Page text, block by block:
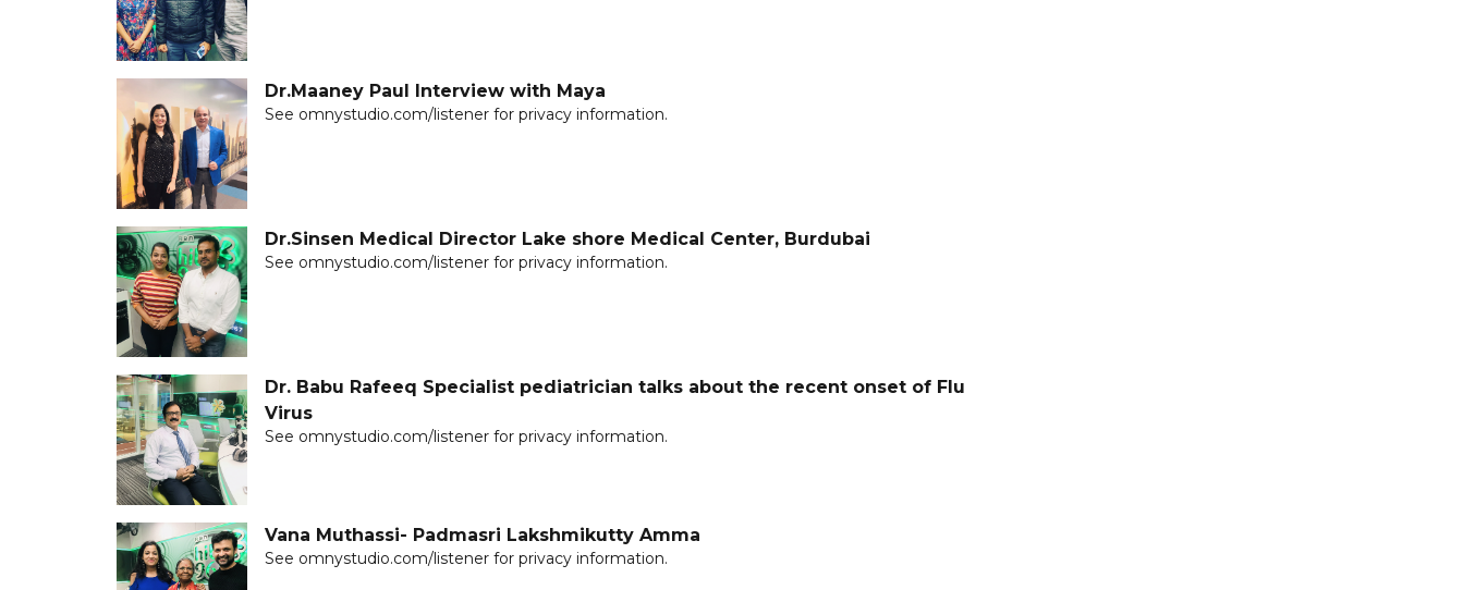
Dr.Maaney Paul Interview with Maya
See omnystudio.com/listener for privacy information.
Dr.Sinsen Medical Director Lake shore Medical Center, Burdubai
See omnystudio.com/listener for privacy information.
Dr. Babu Rafeeq Specialist pediatrician talks about the recent onset of Flu
Virus
See omnystudio.com/listener for privacy information.
Vana Muthassi- Padmasri Lakshmikutty Amma
See omnystudio.com/listener for privacy information.